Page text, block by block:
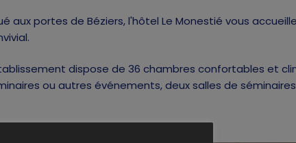
aux portes de Béziers, l'hôtel Le Monestié vous
dispose de 36 chambres confortables et
ou autres événements, deux salles de